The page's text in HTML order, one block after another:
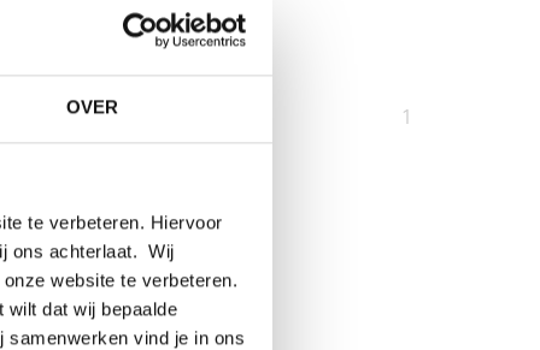
OVER
te verbeteren. Hiervoor
ons achterlaat. Wij
website te verbeteren.
dat wij bepaalde
samenwerken vind je in ons
U1